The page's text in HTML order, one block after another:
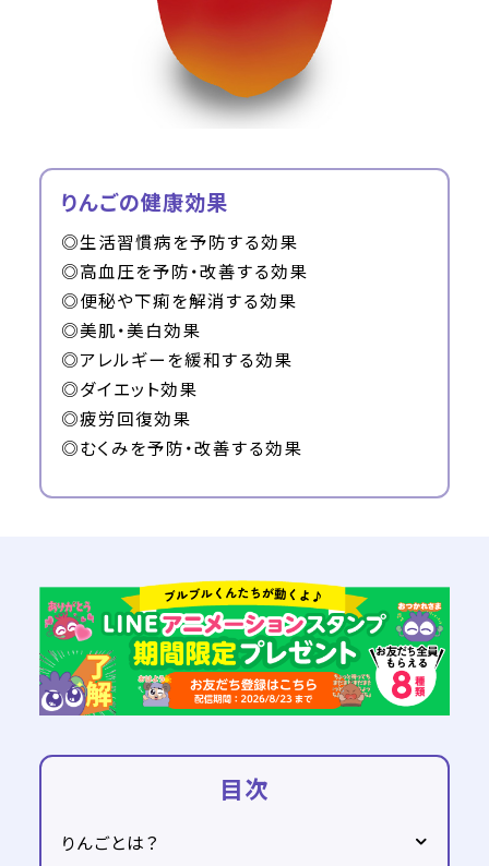
りんごの健康効果
◎生活習慣病を予防する効果
◎高血圧を予防・改善する効果
◎便秘や下痢を解消する効果
◎美肌・美白効果
◎アレルギーを緩和する効果
◎ダイエット効果
◎疲労回復効果
◎むくみを予防・改善する効果
目次
りんごとは？